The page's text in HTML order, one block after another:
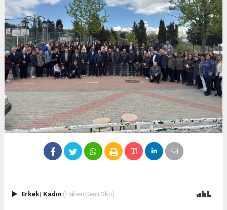
Erkek| Kadın (Haberi Sesli Oku)